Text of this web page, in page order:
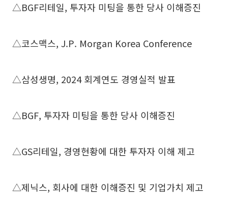
△BGF리테일, 투자자 미팅을 통한 당사 이해증진
△코스맥스, J.P. Morgan Korea Conference
△삼성생명, 2024 회계연도 경영실적 발표
△BGF, 투자자 미팅을 통한 당사 이해증진
△GS리테일, 경영현황에 대한 투자자 이해 제고
△제닉스, 회사에 대한 이해증진 및 기업가치 제고